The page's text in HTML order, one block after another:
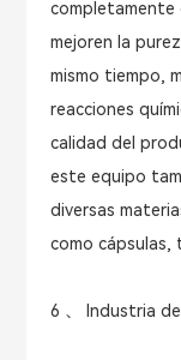
completamente
mejoren la
mismo tiempo,
reacciones
calidad del
este equipo
diversas
como
6 、 Industria